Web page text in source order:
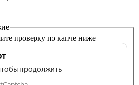
проверку по капче ниже